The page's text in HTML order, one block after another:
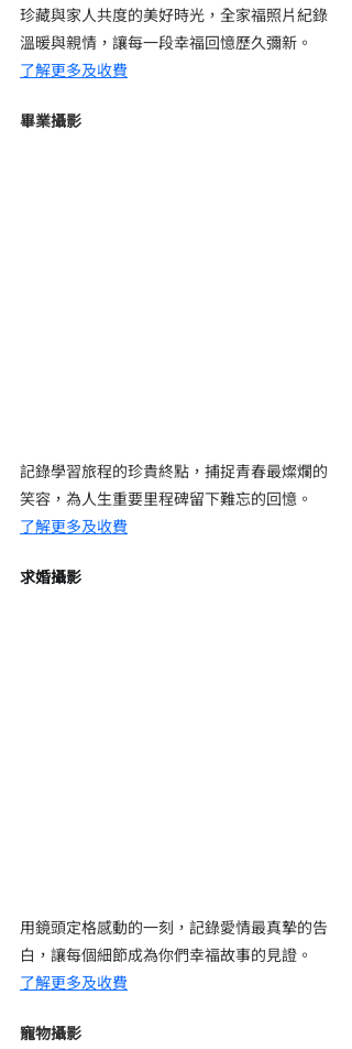
珍藏與家人共度的美好時光，全家福照片紀錄
溫暖與親情，讓每一段幸福回憶歷久彌新。
了解更多及收費
畢業攝影
記錄學習旅程的珍貴終點，捕捉青春最燦爛的
笑容，為人生重要里程碑留下難忘的回憶。
了解更多及收費
求婚攝影
用鏡頭定格感動的一刻，記錄愛情最真摯的告
白，讓每個細節成為你們幸福故事的見證。
了解更多及收費
寵物攝影